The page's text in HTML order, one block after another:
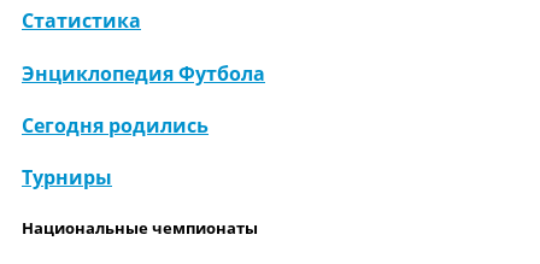
Статистика
Энциклопедия Футбола
Сегодня родились
Турниры
Национальные чемпионаты